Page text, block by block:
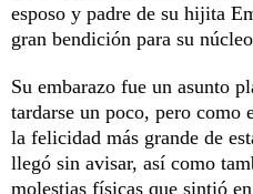
esposo y padre de su hijita
gran bendición para su
Su embarazo fue un asunto
tardarse un poco, pero como
la felicidad más grande de
llegó sin avisar, así como
molestias físicas que sintió